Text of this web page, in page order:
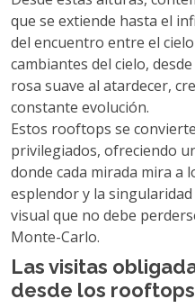
que se extiende hasta el
del encuentro entre el
cambiantes del cielo,
rosa suave al atardecer,
constante evolución.
Estos rooftops se
privilegiados, ofreciendo
donde cada mirada mira a
esplendor y la
visual que no debe
Monte-Carlo.
Las visitas
desde los rooftops